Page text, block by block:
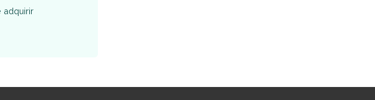
adquirir